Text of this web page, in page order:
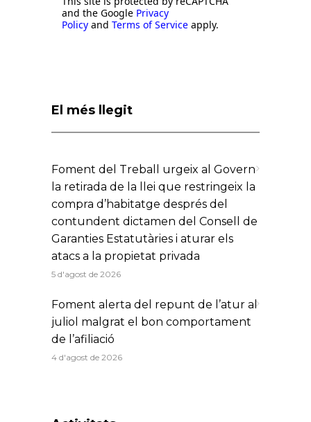
and the Google Privacy
Policy and Terms of Service apply.
El més llegit
Foment del Treball urgeix al Govern
la retirada de la llei que restringeix la
compra d’habitatge després del
contundent dictamen del Consell de
Garanties Estatutàries i aturar els
atacs a la propietat privada
5 d'agost de 2026
Foment alerta del repunt de l’atur al
juliol malgrat el bon comportament
de l’afiliació
4 d'agost de 2026